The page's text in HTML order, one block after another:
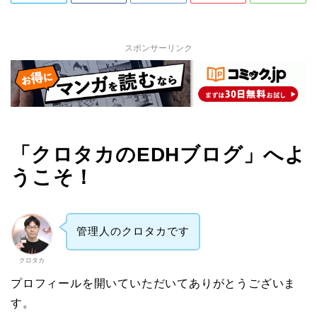
スポンサーリンク
「クロタカのEDHブログ」へよ
うこそ！
クロタカ
管理人のクロタカです
プロフィールを開いていただいてありがとうございま
す。